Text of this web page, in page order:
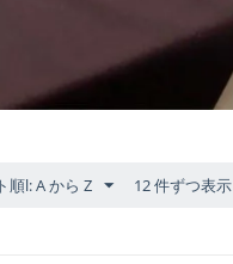
順l: A から Z 12 件ずつ表示